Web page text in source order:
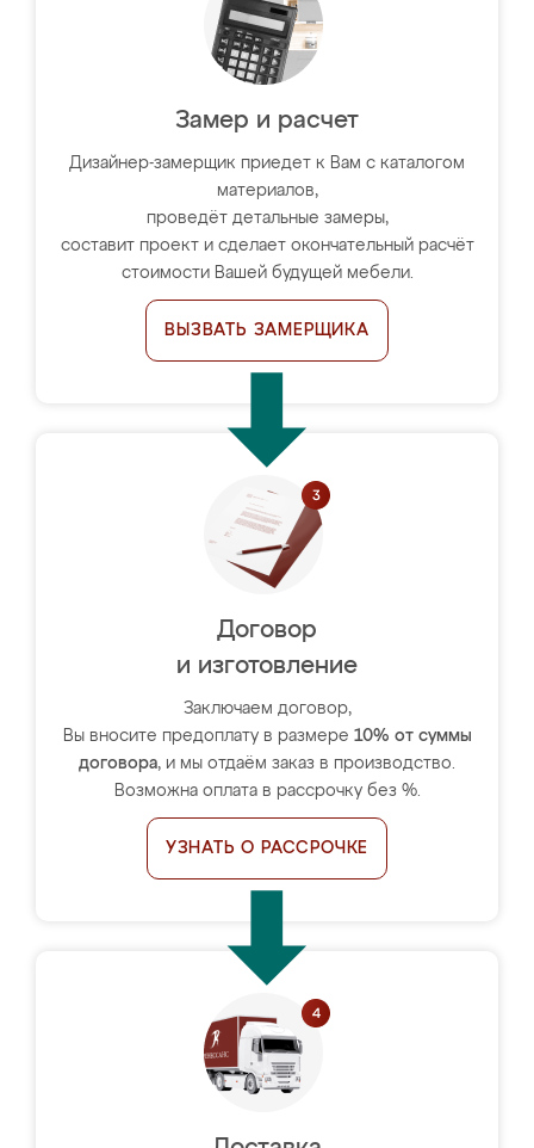
Замер и расчет
Дизайнер-замерщик приедет к Вам с каталогом
материалов,
проведёт детальные замеры,
составит проект и сделает окончательный расчёт
стоимости Вашей будущей мебели.
ВЫЗВАТЬ ЗАМЕРЩИКА
Договор
и изготовление
Заключаем договор,
Вы вносите предоплату в размере 10% от суммы
договора, и мы отдаём заказ в производство.
Возможна оплата в рассрочку без %.
УЗНАТЬ О РАССРОЧКЕ